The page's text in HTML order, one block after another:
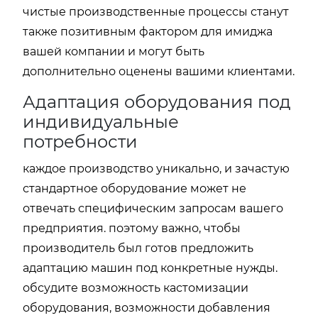
чистые производственные процессы станут
также позитивным фактором для имиджа
вашей компании и могут быть
дополнительно оценены вашими клиентами.
Адаптация оборудования под
индивидуальные
потребности
каждое производство уникально, и зачастую
стандартное оборудование может не
отвечать специфическим запросам вашего
предприятия. поэтому важно, чтобы
производитель был готов предложить
адаптацию машин под конкретные нужды.
обсудите возможность кастомизации
оборудования, возможности добавления